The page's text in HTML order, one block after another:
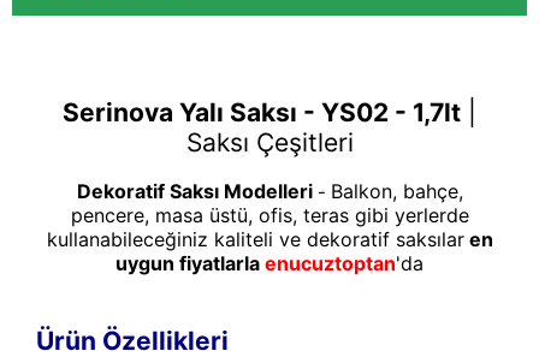
Serinova Yalı Saksı - YS02 - 1,7lt
Saksı Çeşitleri
Dekoratif Saksı Modelleri- Balkon, bahçe,
pencere, masa üstü, ofis, teras gibi yerlerde
kullanabileceğiniz kaliteli ve dekoratif saksılaren
uygun fiyatlarla enucuztoptan'da
Ürün Özellikleri